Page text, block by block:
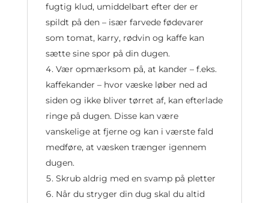
fugtig klud, umiddelbart efter der er
spildt på den – især farvede fødevarer
som tomat, karry, rødvin og kaffe kan
sætte sine spor på din dugen.
Vær opmærksom på, at kander – f.eks.
kaffekander – hvor væske løber ned ad
siden og ikke bliver tørret af, kan efterlade
ringe på dugen. Disse kan være
vanskelige at fjerne og kan i værste fald
medføre, at væsken trænger igennem
dugen.
Skrub aldrig med en svamp på pletter
Når du stryger din dug skal du altid